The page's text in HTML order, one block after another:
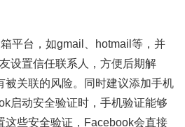
平台，如gmail、hotmail等，并
设置信任联系人，方便后期解
被关联的风险。同时建议添加手机
启动安全验证时，手机验证能够
这些安全验证，Facebook会直接